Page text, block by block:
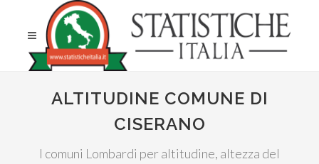
ALTITUDINE COMUNE DI
CISERANO
I comuni Lombardi per altitudine, altezza del